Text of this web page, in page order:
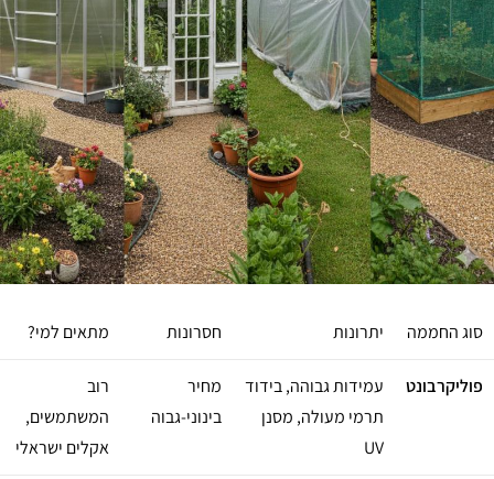
סוג החממה יתרונות חסרונות מתאים למי?
פוליקרבונט
עמידות גבוהה, בידוד
תרמי מעולה, מסנן
UV
מחיר
בינוני-גבוה
רוב
המשתמשים,
אקלים ישראלי